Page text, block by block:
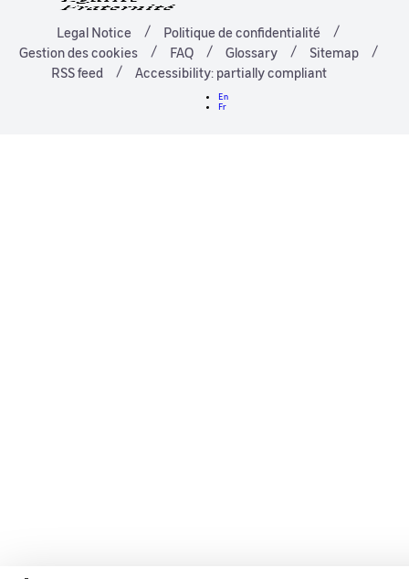
Legal Notice
Politique de confidentialité
Gestion des cookies
FAQ Glossary
Sitemap
RSS feed
Accessibility: partially compliant
En
Fr